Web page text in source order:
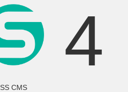
4
SS CMS